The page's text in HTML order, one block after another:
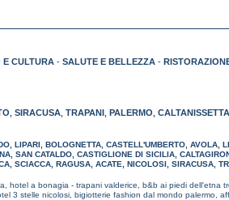
E CULTURA - SALUTE E BELLEZZA -
, SIRACUSA, TRAPANI , PALERMO, CALTANISSETTA
, LIPARI, BOLOGNETTA, CASTELL'UMBERTO, AVOLA,
, SAN CATALDO, CASTIGLIONE DI SICILIA,
, SCIACCA, RAGUSA, ACATE, NICOLOSI, SIRACUSA,
hotel a bonagia - trapani valderice, b&b ai piedi dell'etna
3 stelle nicolosi, bigiotterie fashion dal mondo palermo,